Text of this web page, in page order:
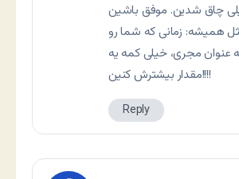
همیشه: زمانی که شما رو
عنوان مجری، خیلی کمه یه
مقدار بیشترش کنین!!!!
Reply